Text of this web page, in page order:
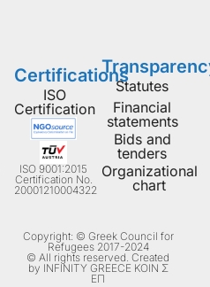
Certifications
ISO
Certification
ISO 9001:2015
Certification No.
20001210004322
Statutes
Financial
statements
Bids and
tenders
Organizational
chart
Copyright: © Greek Council for
Refugees 2017-2024
© All rights reserved. Created
by INFINITY GREECE ΚΟΙΝ Σ
ΕΠ